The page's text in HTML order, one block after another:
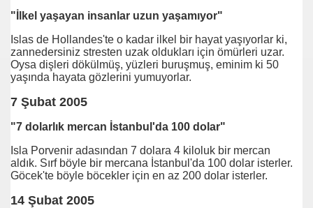
"İlkel yaşayan insanlar uzun yaşamıyor"
Islas de Hollandes'te o kadar ilkel bir hayat yaşıyorlar ki,
zannedersiniz stresten uzak oldukları için ömürleri uzar.
Oysa dişleri dökülmüş, yüzleri buruşmuş, eminim ki 50
yaşında hayata gözlerini yumuyorlar.
7 Şubat 2005
"7 dolarlık mercan İstanbul'da 100 dolar"
Isla Porvenir adasından 7 dolara 4 kiloluk bir mercan
aldık. Sırf böyle bir mercana İstanbul'da 100 dolar isterler.
Göcek'te böyle böcekler için en az 200 dolar isterler.
14 Şubat 2005
!